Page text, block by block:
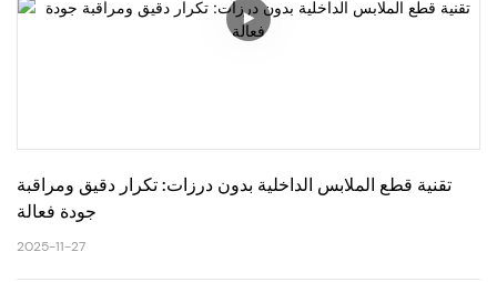
تقنية قطع الملابس الداخلية بدون درزات: تكرار دقيق ومراقبة
جودة فعالة
2025-11-27